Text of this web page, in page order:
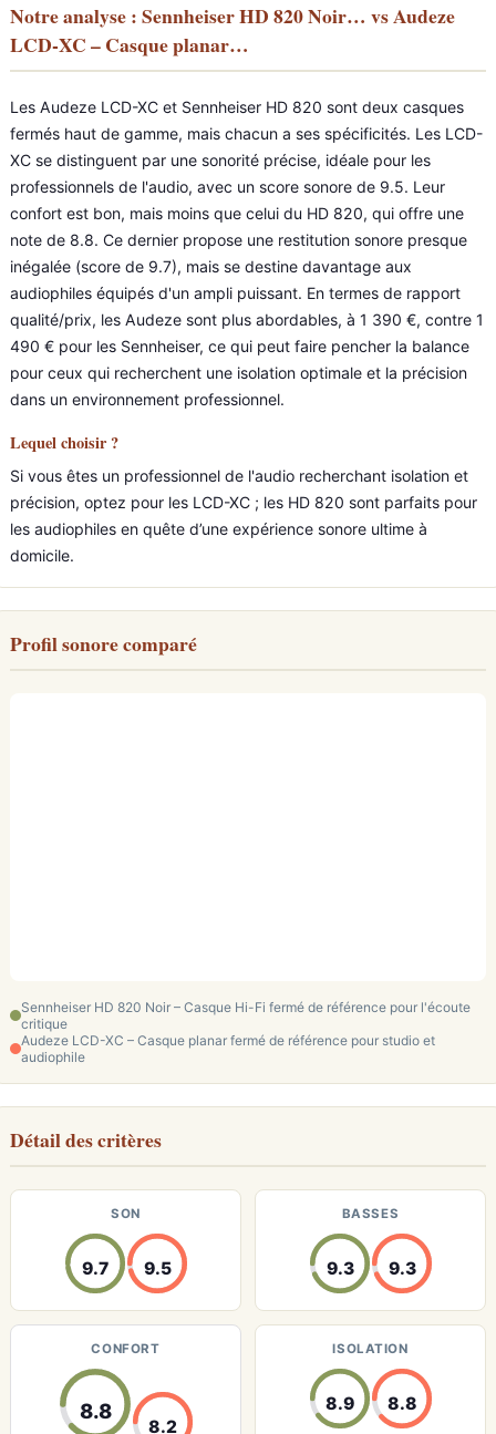
Notre analyse : Sennheiser HD 820 Noir… vs Audeze
LCD-XC – Casque planar…
Les Audeze LCD-XC et Sennheiser HD 820 sont deux casques
fermés haut de gamme, mais chacun a ses spécificités. Les LCD-
XC se distinguent par une sonorité précise, idéale pour les
professionnels de l'audio, avec un score sonore de 9.5. Leur
confort est bon, mais moins que celui du HD 820, qui offre une
note de 8.8. Ce dernier propose une restitution sonore presque
inégalée (score de 9.7), mais se destine davantage aux
audiophiles équipés d'un ampli puissant. En termes de rapport
qualité/prix, les Audeze sont plus abordables, à 1 390 €, contre 1
490 € pour les Sennheiser, ce qui peut faire pencher la balance
pour ceux qui recherchent une isolation optimale et la précision
dans un environnement professionnel.
Lequel choisir ?
Si vous êtes un professionnel de l'audio recherchant isolation et
précision, optez pour les LCD-XC ; les HD 820 sont parfaits pour
les audiophiles en quête d’une expérience sonore ultime à
domicile.
Profil sonore comparé
Sennheiser HD 820 Noir – Casque Hi-Fi fermé de référence pour l'écoute
critique
Audeze LCD-XC – Casque planar fermé de référence pour studio et
audiophile
Détail des critères
SON
9.7 9.5
BASSES
9.3 9.3
CONFORT
8.8
8.2
ISOLATION
8.9 8.8